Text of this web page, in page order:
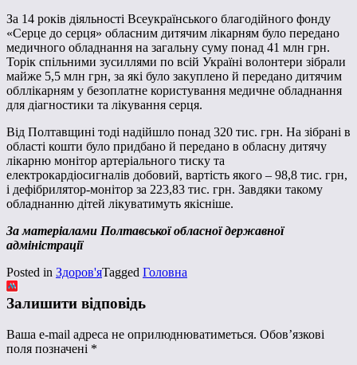
За 14 років діяльності Всеукраїнського благодійного фонду
«Серце до серця» обласним дитячим лікарням було передано
медичного обладнання на загальну суму понад 41 млн грн.
Торік спільними зусиллями по всій Україні волонтери зібрали
майже 5,5 млн грн, за які було закуплено й передано дитячим
обллікарням у безоплатне користування медичне обладнання
для діагностики та лікування серця.
Від Полтавщині тоді надійшло понад 320 тис. грн. На зібрані в
області кошти було придбано й передано в обласну дитячу
лікарню монітор артеріального тиску та
електрокардіосигналів добовий, вартість якого – 98,8 тис. грн,
і дефібрилятор-монітор за 223,83 тис. грн. Завдяки такому
обладнанню дітей лікуватимуть якісніше.
За матеріалами Полтавської обласної державної
адміністрації
Posted in Здоров'яTagged Головна
Залишити відповідь
Ваша e-mail адреса не оприлюднюватиметься. Обов’язкові
поля позначені *